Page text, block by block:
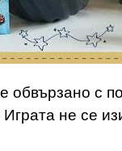
обвързано с
не се